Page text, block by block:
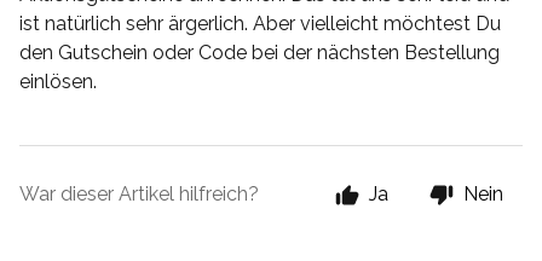
ist natürlich sehr ärgerlich. Aber vielleicht möchtest Du
den Gutschein oder Code bei der nächsten Bestellung
einlösen.
War dieser Artikel hilfreich? Ja Nein